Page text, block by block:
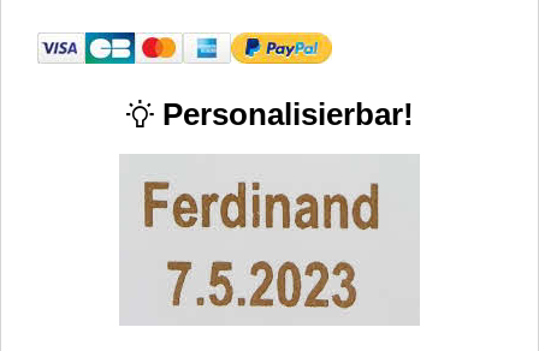
Personalisierbar!